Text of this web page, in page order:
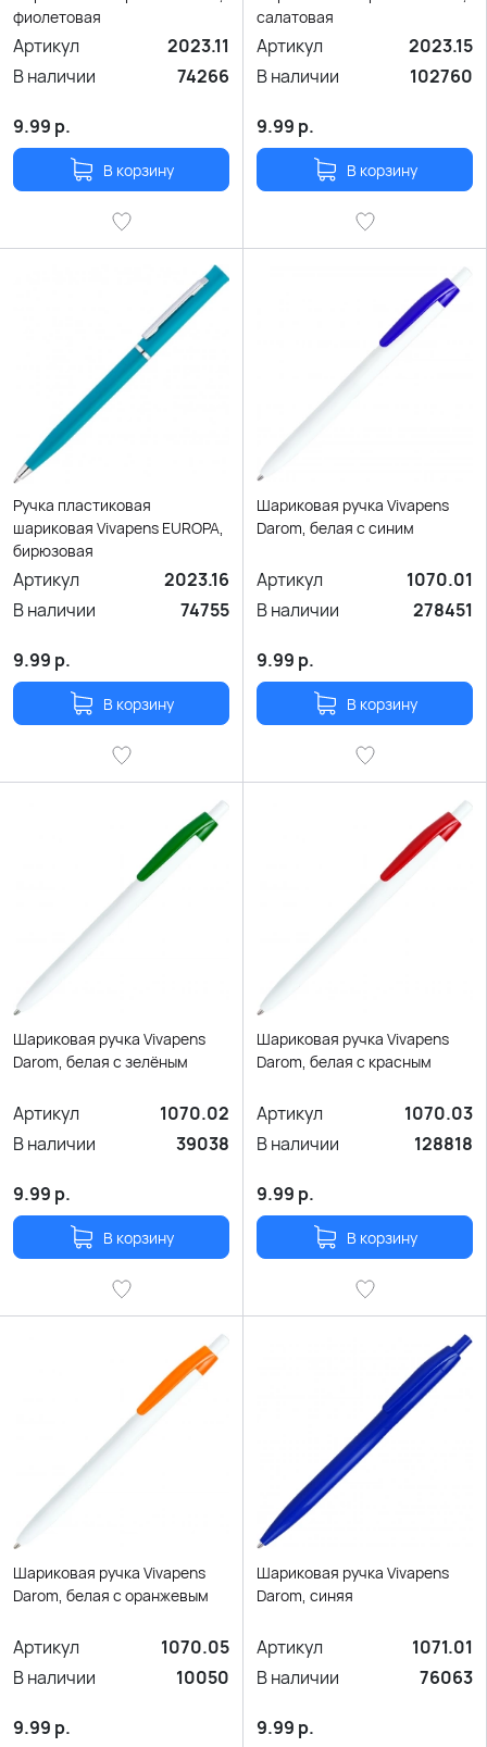
фиолетовая
Артикул
2023.11
В наличии
74266
9.99 р.
В корзину
салатовая
Артикул
2023.15
В наличии
102760
9.99 р.
В корзину
Ручка пластиковая
шариковая Vivapens EUROPA,
бирюзовая
Артикул
2023.16
В наличии
74755
9.99 р.
В корзину
Шариковая ручка Vivapens
Darom, белая с синим
Артикул
1070.01
В наличии
278451
9.99 р.
В корзину
Шариковая ручка Vivapens
Darom, белая с зелёным
Артикул
1070.02
В наличии
39038
9.99 р.
В корзину
Шариковая ручка Vivapens
Darom, белая с красным
Артикул
1070.03
В наличии
128818
9.99 р.
В корзину
Шариковая ручка Vivapens
Darom, белая с оранжевым
Артикул
1070.05
В наличии
10050
9.99 р.
Шариковая ручка Vivapens
Darom, синяя
Артикул
1071.01
В наличии
76063
9.99 р.